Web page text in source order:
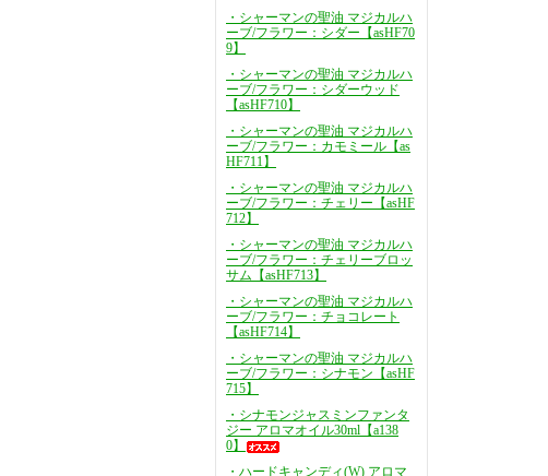
・シャーマンの聖油 マジカルハ
ーブ/フラワー：シダー【asHF70
9】
・シャーマンの聖油 マジカルハ
ーブ/フラワー：シダーウッド
【asHF710】
・シャーマンの聖油 マジカルハ
ーブ/フラワー：カモミール【as
HF711】
・シャーマンの聖油 マジカルハ
ーブ/フラワー：チェリー【asHF
712】
・シャーマンの聖油 マジカルハ
ーブ/フラワー：チェリーブロッ
サム【asHF713】
・シャーマンの聖油 マジカルハ
ーブ/フラワー：チョコレート
【asHF714】
・シャーマンの聖油 マジカルハ
ーブ/フラワー：シナモン【asHF
715】
・シナモンジャスミンファンタ
ジー アロマオイル30ml【a138
0】
・ハードキャンディ(W) アロマ